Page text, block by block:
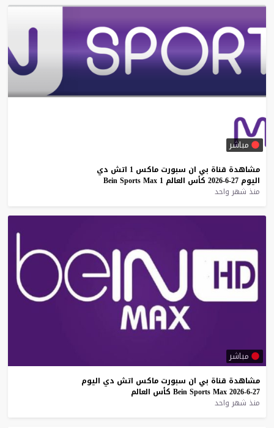
مباشر
مشاهدة قناة بي ان سبورت ماكس 1 اتش دي
اليوم 27-6-2026 كأس العالم Bein Sports Max 1
منذ شهر واحد
مباشر
مشاهدة قناة بي ان سبورت ماكس اتش دي اليوم
27-6-2026
Bein Sports Max كأس العالم
منذ شهر واحد